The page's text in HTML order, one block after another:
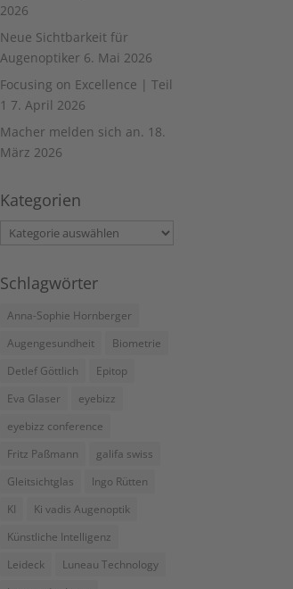
2026
Neue Sichtbarkeit für
Augenoptiker 6. Mai 2026
Focusing on Excellence | Teil
1 7. April 2026
Macher melden sich an. 18.
März 2026
Kategorien
Kategorien
Schlagwörter
Anna-Sophie Hornberger
Augengesundheit
Biometrie
Detlef Göttlich
Epitop
Eva Glaser
eyebizz
eyebizz conference
Fritz Paßmann
galifa swiss
Gleitsichtglas
Ingo Rütten
KI
Ki vadis Augenoptik
Künstliche Intelligenz
Leideck
Luneau Technology